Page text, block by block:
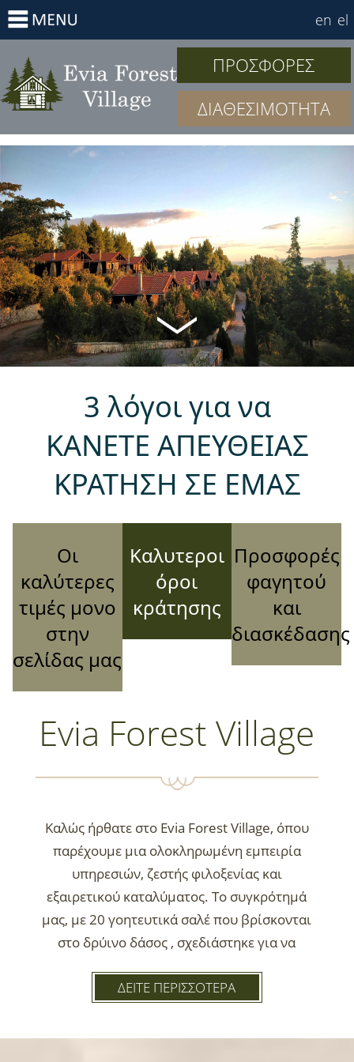
en el
ΠΡΟΣΦΟΡΕΣ
ΔΙΑΘΕΣΙΜΟΤΗΤΑ
3 λόγοι για να
KANΕTE ΑΠΕΥΘΕΙΑΣ
ΚΡΑΤΗΣΗ ΣΕ ΕΜΑΣ
Οι
καλύτερες
τιμές μονο
στην
σελίδας μας
Καλυτεροι
όροι
κράτησης
Προσφορές
φαγητού
και
διασκέδασης
Evia Forest Village
Καλώς ήρθατε στο Evia Forest Village, όπου
παρέχουμε μια ολοκληρωμένη εμπειρία
υπηρεσιών, ζεστής φιλοξενίας και
εξαιρετικού καταλύματος. Το συγκρότημά
μας, με 20 γοητευτικά σαλέ που βρίσκονται
στο δρύινο δάσος , σχεδιάστηκε για να
ιδιωτικότητας. Η εξαιρετική τοποθεσία, με
νησιά Σκόπελο και Σκιάθο, θα σας εκπλήξει
ΔΕΙΤΕ ΠΕΡΙΣΣΟΤΕΡΑ